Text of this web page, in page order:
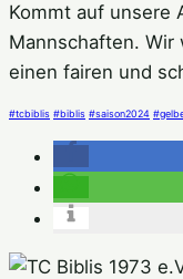
Kommt auf unsere
Mannschaften. Wir
einen fairen und
#tcbiblis #biblis #saison2024